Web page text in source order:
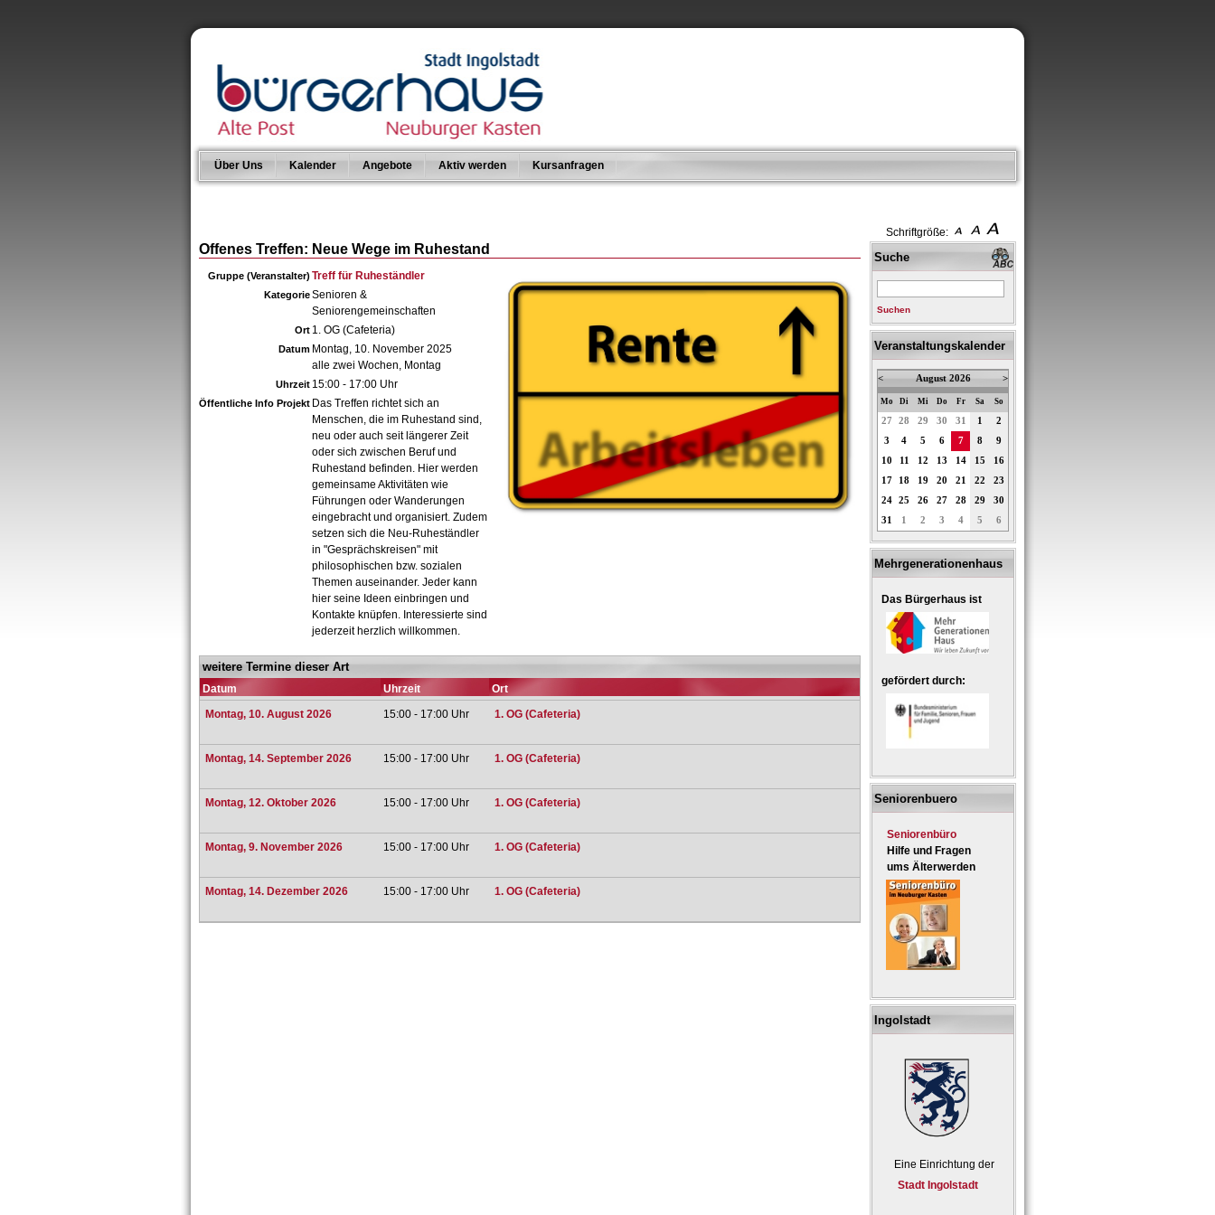
Schriftgröße:
Über Uns Kalender Angebote Aktiv werden Kursanfragen
Offenes Treffen: Neue Wege im Ruhestand
Gruppe (Veranstalter) Treff für Ruheständler
KategorieSenioren &
Seniorengemeinschaften
Ort 1. OG (Cafeteria)
Datum Montag, 10. November 2025
alle zwei Wochen, Montag
Uhrzeit 15:00 - 17:00 Uhr
Öffentliche Info Projekt Das Treffen richtet sich an
Menschen, die im Ruhestand sind,
neu oder auch seit längerer Zeit
oder sich zwischen Beruf und
Ruhestand befinden. Hier werden
gemeinsame Aktivitäten wie
Führungen oder Wanderungen
eingebracht und organisiert. Zudem
setzen sich die Neu-Ruheständler
in "Gesprächskreisen" mit
philosophischen bzw. sozialen
Themen auseinander. Jeder kann
hier seine Ideen einbringen und
Kontakte knüpfen. Interessierte sind
jederzeit herzlich willkommen.
weitere Termine dieser Art
Datum Uhrzeit
Ort
Montag, 10. August 2026
15:00 - 17:00 Uhr 1. OG (Cafeteria)
Montag, 14. September 2026 15:00 - 17:00 Uhr 1. OG (Cafeteria)
Montag, 12. Oktober 2026 15:00 - 17:00 Uhr 1. OG (Cafeteria)
Montag, 9. November 2026 15:00 - 17:00 Uhr 1. OG (Cafeteria)
Montag, 14. Dezember 2026 15:00 - 17:00 Uhr 1. OG (Cafeteria)
Suche
Suchen
Veranstaltungskalender
< August 2026 >
Mo Di Mi Do Fr Sa So
27 28 29 30 31 1
2
3
4 5 6 7 8
9
10
11 12 13 14 15
16
17
18 19 20 21 22
23
24
25 26 27 28 29
30
31
1 2 3 4 5 6
Mehrgenerationenhaus
Das Bürgerhaus ist
gefördert durch:
Seniorenbuero
Seniorenbüro
Hilfe und Fragen
ums Älterwerden
Ingolstadt
Eine Einrichtung der
Stadt Ingolstadt